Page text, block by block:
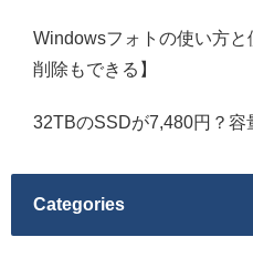
Windowsフォトの使い方
削除もできる】
32TBのSSDが7,480円？
Categories